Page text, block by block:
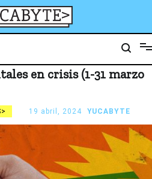
en crisis (1-31 marzo
19 abril, 2024 YUCABYTE